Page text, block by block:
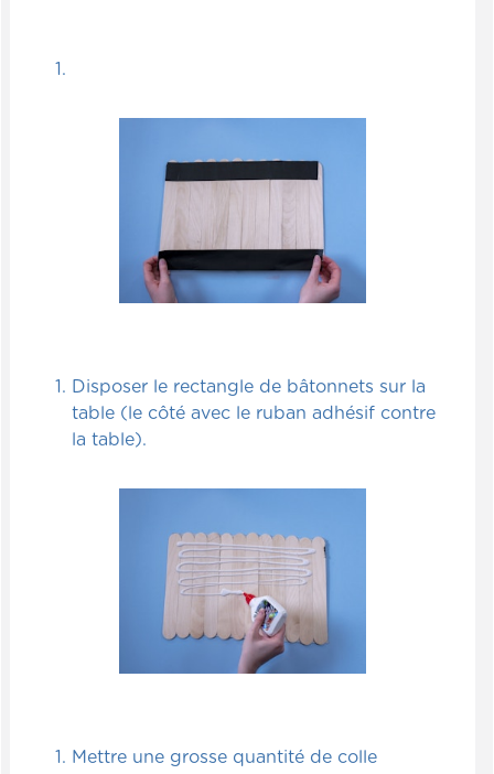
Disposer le rectangle de bâtonnets sur la
table (le côté avec le ruban adhésif contre
la table).
Mettre une grosse quantité de colle